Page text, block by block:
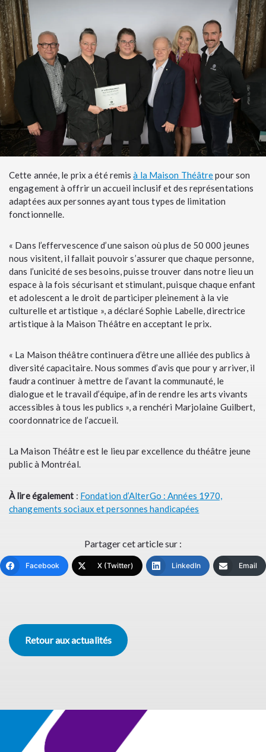
Cette année, le prix a été remisà la Maison Théâtrepour son
engagement à offrir un accueil inclusif et des représentations
adaptées aux personnes ayant tous types de limitation
fonctionnelle.
« Dans l’effervescence d’une saison où plus de 50 000 jeunes
nous visitent, il fallait pouvoir s’assurer que chaque personne,
dans l’unicité de ses besoins, puisse trouver dans notre lieu un
espace à la fois sécurisant et stimulant, puisque chaque enfant
et adolescent a le droit de participer pleinement à la vie
culturelle et artistique », a déclaré Sophie Labelle, directrice
artistique à la Maison Théâtre en acceptant le prix.
« La Maison théâtre continuera d’être une alliée des publics à
diversité capacitaire. Nous sommes d’avis que pour y arriver, il
faudra continuer à mettre de l’avant la communauté, le
dialogue et le travail d’équipe, afin de rendre les arts vivants
accessibles à tous les publics », a renchéri Marjolaine Guilbert,
coordonnatrice de l’accueil.
La Maison Théâtre est le lieu par excellence du théâtre jeune
public à Montréal.
À lire également : Fondation d’AlterGo : Années 1970,
changements sociaux et personnes handicapées
Partager cet article sur :
Facebook X (Twitter) LinkedIn Email
Retour aux actualités